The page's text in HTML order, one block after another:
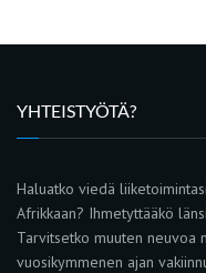
YHTEISTYÖTÄ?
Haluatko viedä
Afrikkaan? Ihmetyttääkö
Tarvitsetko muuten neuvoa
vuosikymmenen ajan